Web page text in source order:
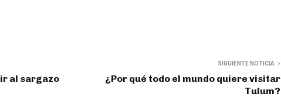
al sargazo
SIGUIENTE NOTICIA
¿Por qué todo el mundo quiere visitar
Tulum?